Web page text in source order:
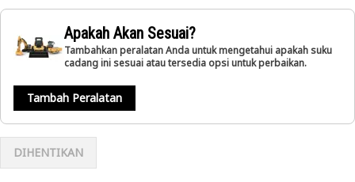
Apakah Akan Sesuai?
Tambahkan peralatan Anda untuk mengetahui apakah suku
cadang ini sesuai atau tersedia opsi untuk perbaikan.
Tambah Peralatan
DIHENTIKAN